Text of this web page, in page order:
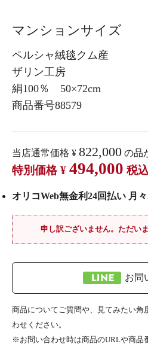
マンションサイズ
ペルシャ絨毯クム産
ザリン工房
絹100％ 50×72cm
商品番号88579
当店通常価格 ¥ 822,000 の品
特別価格 ¥ 494,000 税
オリコWeb無金利24回払い 月々
申し訳ございません。ただい
お問
商品についてご質問や、見てみたい角
わせください。
※お問い合わせ時は商品のURLや商品